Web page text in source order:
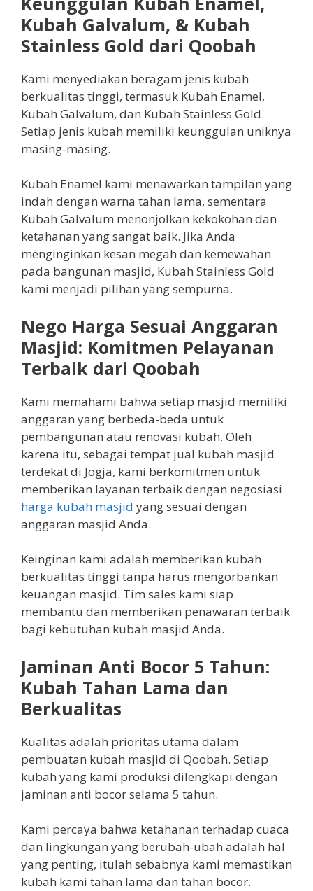
Kubah Galvalum, & Kubah
Stainless Gold dari Qoobah
Kami menyediakan beragam jenis kubah
berkualitas tinggi, termasuk Kubah Enamel,
Kubah Galvalum, dan Kubah Stainless Gold.
Setiap jenis kubah memiliki keunggulan uniknya
masing-masing.
Kubah Enamel kami menawarkan tampilan yang
indah dengan warna tahan lama, sementara
Kubah Galvalum menonjolkan kekokohan dan
ketahanan yang sangat baik. Jika Anda
menginginkan kesan megah dan kemewahan
pada bangunan masjid, Kubah Stainless Gold
kami menjadi pilihan yang sempurna.
Nego Harga Sesuai Anggaran
Masjid: Komitmen Pelayanan
Terbaik dari Qoobah
Kami memahami bahwa setiap masjid memiliki
anggaran yang berbeda-beda untuk
pembangunan atau renovasi kubah. Oleh
karena itu, sebagai tempat jual kubah masjid
terdekat di Jogja, kami berkomitmen untuk
memberikan layanan terbaik dengan negosiasi
harga kubah masjid yang sesuai dengan
anggaran masjid Anda.
Keinginan kami adalah memberikan kubah
berkualitas tinggi tanpa harus mengorbankan
keuangan masjid. Tim sales kami siap
membantu dan memberikan penawaran terbaik
bagi kebutuhan kubah masjid Anda.
Jaminan Anti Bocor 5 Tahun:
Kubah Tahan Lama dan
Berkualitas
Kualitas adalah prioritas utama dalam
pembuatan kubah masjid di Qoobah. Setiap
kubah yang kami produksi dilengkapi dengan
jaminan anti bocor selama 5 tahun.
Kami percaya bahwa ketahanan terhadap cuaca
dan lingkungan yang berubah-ubah adalah hal
yang penting, itulah sebabnya kami memastikan
kubah kami tahan lama dan tahan bocor.